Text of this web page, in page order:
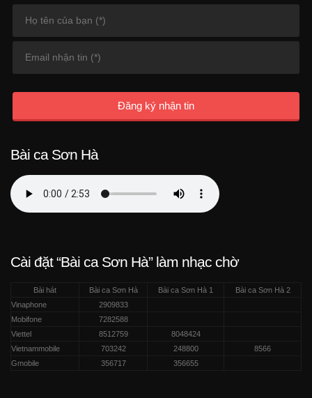
Đăng ký nhận tin
Bài ca Sơn Hà
Cài đặt “Bài ca Sơn Hà” làm nhạc chờ
Bài hát Bài ca Sơn Hà Bài ca Sơn Hà 1
Bài ca Sơn Hà 2
Vinaphone
2909833
Mobifone
7282588
Viettel
8512759
8048424
Vietnammobile
703242 248800
8566
Gmobile
356717 356655